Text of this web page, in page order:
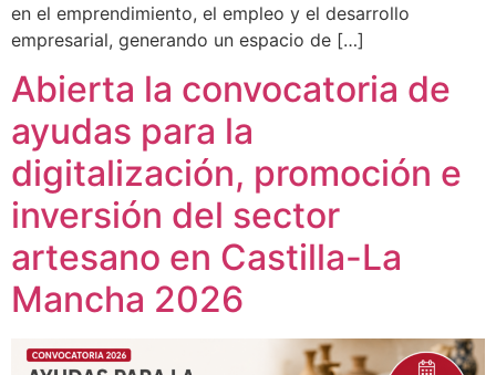
en el emprendimiento, el empleo y el desarrollo
empresarial, generando un espacio de […]
Abierta la convocatoria de
ayudas para la
digitalización, promoción e
inversión del sector
artesano en Castilla-La
Mancha 2026